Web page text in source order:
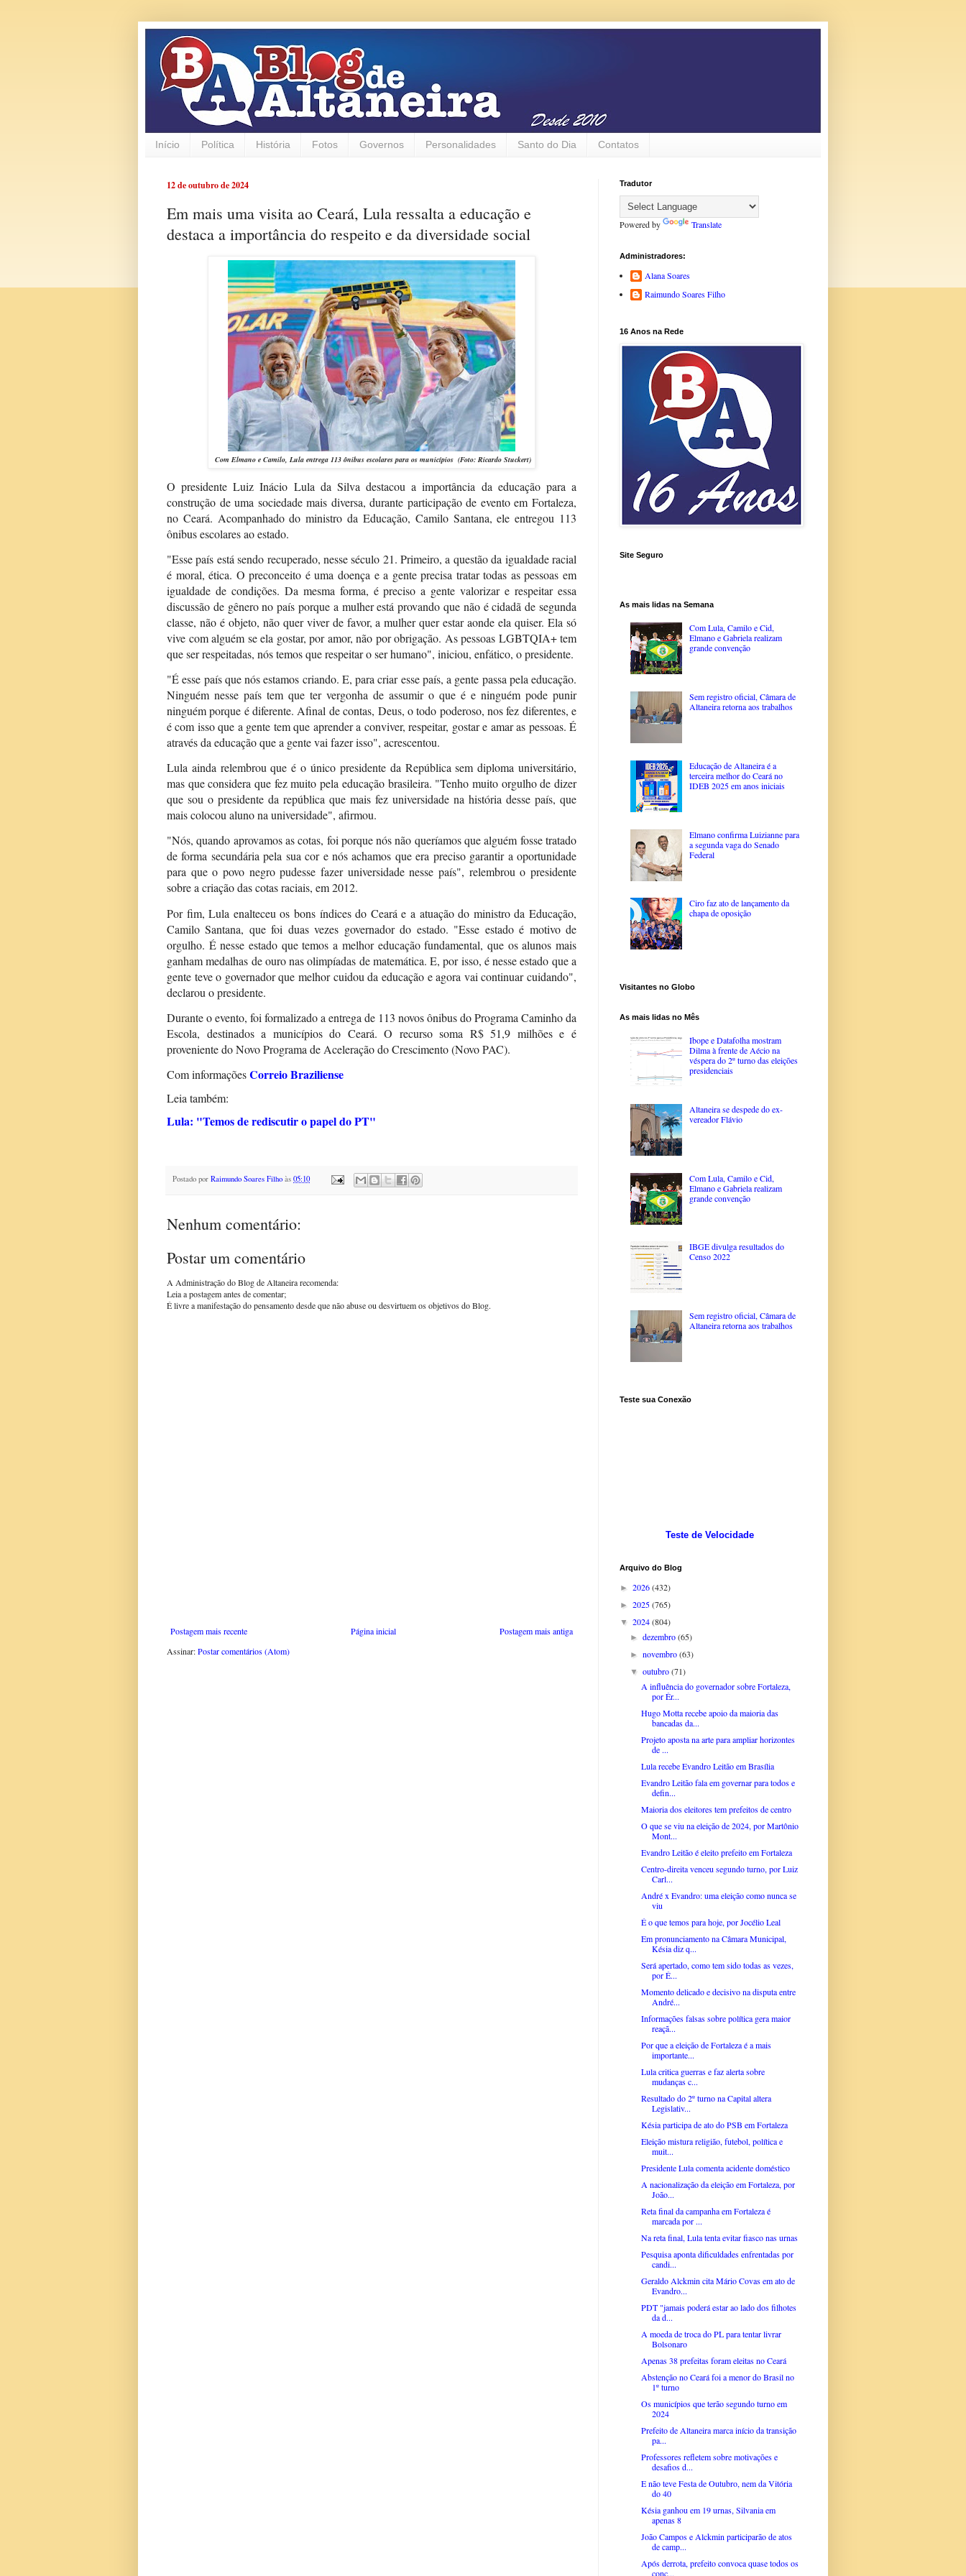
Início Política História Fotos Governos Personalidades Santo do Dia Contatos
12 de outubro de 2024
Em mais uma visita ao Ceará, Lula ressalta a educação e
destaca a importância do respeito e da diversidade social
Com Elmano e Camilo, Lula entrega 113 ônibus escolares para os municípios (Foto: Ricardo Stuckert)
O presidente Luiz Inácio Lula da Silva destacou a importância da educação para a
construção de uma sociedade mais diversa, durante participação de evento em Fortaleza,
no Ceará. Acompanhado do ministro da Educação, Camilo Santana, ele entregou 113
ônibus escolares ao estado.
"Esse país está sendo recuperado, nesse século 21. Primeiro, a questão da igualdade racial
é moral, ética. O preconceito é uma doença e a gente precisa tratar todas as pessoas em
igualdade de condições. Da mesma forma, é preciso a gente valorizar e respeitar essa
discussão de gênero no país porque a mulher está provando que não é cidadã de segunda
classe, não é objeto, não quer viver de favor, a mulher quer estar aonde ela quiser. Ela só
vive com alguém se ela gostar, por amor, não por obrigação. As pessoas LGBTQIA+ tem
que ser respeitadas, nós temos que respeitar o ser humano", iniciou, enfático, o presidente.
"É esse país que nós estamos criando. E, para criar esse país, a gente passa pela educação.
Ninguém nesse país tem que ter vergonha de assumir o que é e ninguém pode punir
ninguém porque é diferente. Afinal de contas, Deus, o todo poderoso, nos fez diferentes, e
é com isso que a gente tem que aprender a conviver, respeitar, gostar e amar as pessoas. É
através da educação que a gente vai fazer isso", acrescentou.
Lula ainda relembrou que é o único presidente da República sem diploma universitário,
mas que considera que fez muito pela educação brasileira. "Tenho muito orgulho de dizer
que sou o presidente da república que mais fez universidade na história desse país, que
mais colocou aluno na universidade", afirmou.
"Nós, quando aprovamos as cotas, foi porque nós não queríamos que alguém fosse tratado
de forma secundária pela sua cor e nós achamos que era preciso garantir a oportunidade
para que o povo negro pudesse fazer universidade nesse país", relembrou o presidente
sobre a criação das cotas raciais, em 2012.
Por fim, Lula enalteceu os bons índices do Ceará e a atuação do ministro da Educação,
Camilo Santana, que foi duas vezes governador do estado. "Esse estado é motivo de
orgulho. É nesse estado que temos a melhor educação fundamental, que os alunos mais
ganham medalhas de ouro nas olimpíadas de matemática. E, por isso, é nesse estado que a
gente teve o governador que melhor cuidou da educação e agora vai continuar cuidando",
declarou o presidente.
Durante o evento, foi formalizado a entrega de 113 novos ônibus do Programa Caminho da
Escola, destinados a municípios do Ceará. O recurso soma R$ 51,9 milhões e é
proveniente do Novo Programa de Aceleração do Crescimento (Novo PAC).
Com informaçõesCorreio Braziliense
Leia também:
Lula: "Temos de rediscutir o papel do PT"
Postado por Raimundo Soares Filho às 05:10
Nenhum comentário:
Postar um comentário
A Administração do Blog de Altaneira recomenda:
Leia a postagem antes de comentar;
É livre a manifestação do pensamento desde que não abuse ou desvirtuem os objetivos do Blog.
Postagem mais recente Postagem mais antiga
Página inicial
Assinar:Postar comentários (Atom)
Tradutor
Powered by Translate
Administradores:
Alana Soares
Raimundo Soares Filho
16 Anos na Rede
Site Seguro
As mais lidas na Semana
Com Lula, Camilo e Cid,
Elmano e Gabriela realizam
grande convenção
Sem registro oficial, Câmara de
Altaneira retorna aos trabalhos
Educação de Altaneira é a
terceira melhor do Ceará no
IDEB 2025 em anos iniciais
Elmano confirma Luizianne para
a segunda vaga do Senado
Federal
Ciro faz ato de lançamento da
chapa de oposição
Visitantes no Globo
As mais lidas no Mês
Ibope e Datafolha mostram
Dilma à frente de Aécio na
véspera do 2º turno das eleições
presidenciais
Altaneira se despede do ex-
vereador Flávio
Com Lula, Camilo e Cid,
Elmano e Gabriela realizam
grande convenção
IBGE divulga resultados do
Censo 2022
Sem registro oficial, Câmara de
Altaneira retorna aos trabalhos
Teste sua Conexão
Teste de Velocidade
Arquivo do Blog
► 2026(432)
► 2025(765)
▼ 2024(804)
►dezembro(65)
►novembro(63)
▼outubro(71)
A influência do governador sobre Fortaleza,
por Ér...
Hugo Motta recebe apoio da maioria das
bancadas da...
Projeto aposta na arte para ampliar horizontes
de ...
Lula recebe Evandro Leitão em Brasília
Evandro Leitão fala em governar para todos e
defin...
Maioria dos eleitores tem prefeitos de centro
O que se viu na eleição de 2024, por Martônio
Mont...
Evandro Leitão é eleito prefeito em Fortaleza
Centro-direita venceu segundo turno, por Luiz
Carl...
André x Evandro: uma eleição como nunca se
viu
É o que temos para hoje, por Jocélio Leal
Em pronunciamento na Câmara Municipal,
Késia diz q...
Será apertado, como tem sido todas as vezes,
por É...
Momento delicado e decisivo na disputa entre
André...
Informações falsas sobre política gera maior
reaçã...
Por que a eleição de Fortaleza é a mais
importante...
Lula critica guerras e faz alerta sobre
mudanças c...
Resultado do 2º turno na Capital altera
Legislativ...
Késia participa de ato do PSB em Fortaleza
Eleição mistura religião, futebol, política e
muit...
Presidente Lula comenta acidente doméstico
A nacionalização da eleição em Fortaleza, por
João...
Reta final da campanha em Fortaleza é
marcada por ...
Na reta final, Lula tenta evitar fiasco nas urnas
Pesquisa aponta dificuldades enfrentadas por
candi...
Geraldo Alckmin cita Mário Covas em ato de
Evandro...
PDT "jamais poderá estar ao lado dos filhotes
da d...
A moeda de troca do PL para tentar livrar
Bolsonaro
Apenas 38 prefeitas foram eleitas no Ceará
Abstenção no Ceará foi a menor do Brasil no
1º turno
Os municípios que terão segundo turno em
2024
Prefeito de Altaneira marca início da transição
pa...
Professores refletem sobre motivações e
desafios d...
E não teve Festa de Outubro, nem da Vitória
do 40
Késia ganhou em 19 urnas, Silvania em
apenas 8
João Campos e Alckmin participarão de atos
de camp...
Após derrota, prefeito convoca quase todos os
conc...